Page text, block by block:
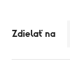
Zdielať na